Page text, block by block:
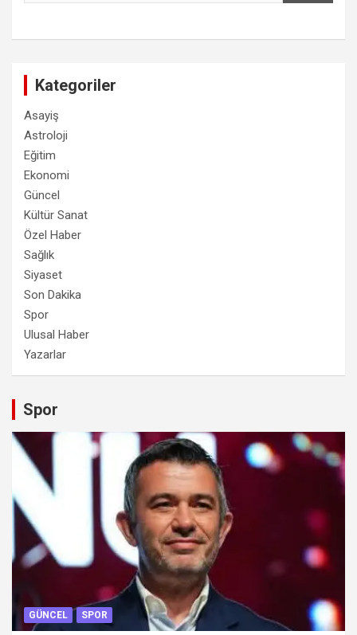
Kategoriler
Asayiş
Astroloji
Eğitim
Ekonomi
Güncel
Kültür Sanat
Özel Haber
Sağlık
Siyaset
Son Dakika
Spor
Ulusal Haber
Yazarlar
Spor
GÜNCEL SPOR